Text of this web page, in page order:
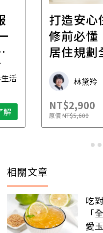
活
解
打造安心
修前必懂
居住規劃
林黛羚
NT$2,900
原價NT$5,600
相關文章
吃
「
愛